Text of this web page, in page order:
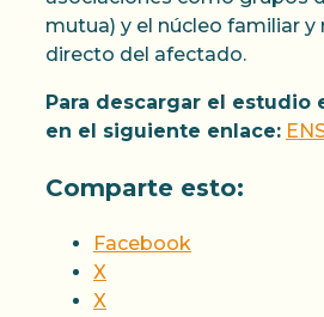
mutua) y el núcleo familiar y
directo del afectado.
Para descargar el estudio
en el siguiente enlace:
Comparte esto:
Facebook
X
X